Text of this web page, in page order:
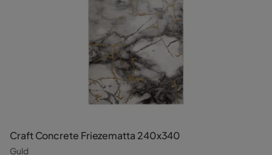
Craft Concrete Friezematta 240x340
Guld